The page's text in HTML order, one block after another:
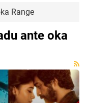
Range
ante oka